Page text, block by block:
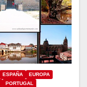
ESPAÑA
EUROPA
PORTUGAL